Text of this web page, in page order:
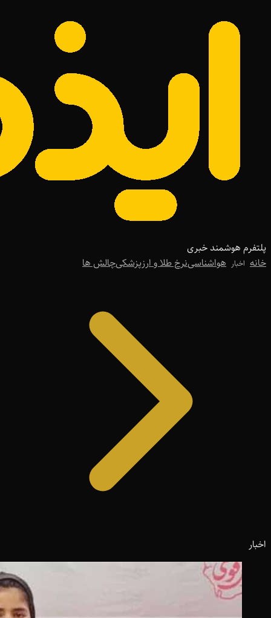
پلتفرم هوشمند خبری
خانه اخبار هواشناسینرخ طلا و ارزپزشکیچالش ها
اخبار